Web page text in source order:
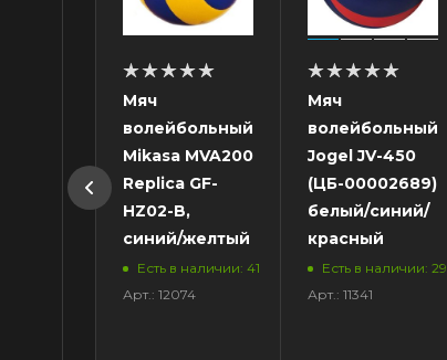
Мяч
волейбольный
Mikasa MVA200
Replica GF-
HZ02-B,
синий/желтый
Есть в наличии: 41
Арт.: 12074
Мяч
волейбольный
Jogel JV-450
(ЦБ-00002689),
белый/синий/
красный
Есть в наличии: 29
Арт.: 11341